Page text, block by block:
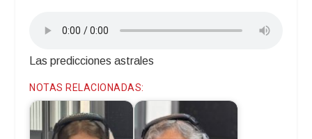
Las predicciones astrales
NOTAS RELACIONADAS: